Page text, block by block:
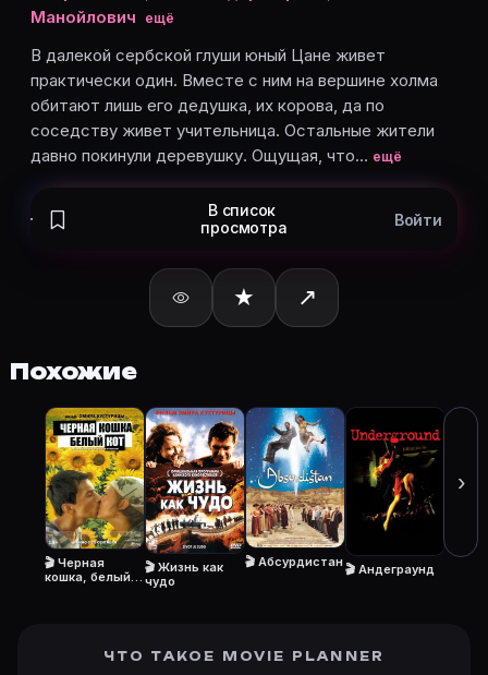
Михайло Тодорович
Мария Ковачевич — Pahuljica Milovanovic
Митар Крсманович — The Priest 1
Карточки актёров с ролями — на Movie Planner.
Частые вопросы о «Завет»
В далекой сербской глуши юный Цане живет
Какой рейтинг у «Завет» (2007)?
Рейтинг Кинопоиска ★ 7.5 — на странице Завет
Как отслеживать «Завет» (2007) в Movie Planner?
Откройте карточку «Завет (2007)»: описание,
Кто актёры в «Завет» (2007)?
Режиссёр — Эмир Кустурица. В фильме «Завет
Как добавить «Завет» в свой список фильмов?
Откройте «Завет (2007)» на Movie Planner,
Другие карточки: Горбатая гора (2005)·
Манойлович
ещё
В далекой сербской глуши юный Цане живет
практически один. Вместе с ним на вершине холма
обитают лишь его дедушка, их корова, да по
соседству живет учительница. Остальные жители
давно покинули деревушку. Ощущая, что… ещё
В список
просмотра
Войти
★ ↗
Похожие
🎬 Черная
кошка, белый
🎬 Жизнь как
чудо
🎬 Абсурдистан
🎬 Андеграунд
🎬 По
›
ЧТО ТАКОЕ MOVIE PLANNER